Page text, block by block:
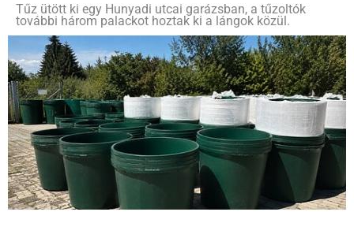
Tűz ütött ki egy Hunyadi utcai garázsban, a tűzoltók
további három palackot hoztak ki a lángok közül.